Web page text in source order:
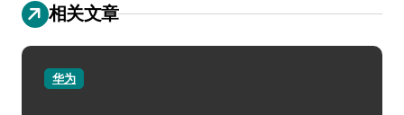
相关文章
华为